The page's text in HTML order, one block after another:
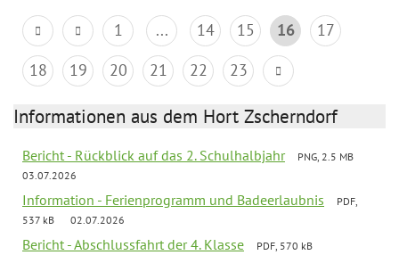
1 ... 14 15 16
17
18
19 20 21 22 23
Informationen aus dem Hort Zscherndorf
Bericht - Rückblick auf das 2. Schulhalbjahr
PNG, 2.5 MB
03.07.2026
Information - Ferienprogramm und Badeerlaubnis
PDF,
537 kB
02.07.2026
Bericht - Abschlussfahrt der 4. Klasse
PDF, 570 kB